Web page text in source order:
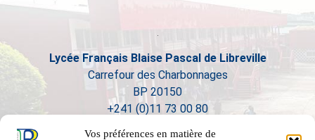
Vos préférences en matière de
Lycée Français Blaise Pascal de Libreville
Carrefour des Charbonnages
BP 20150
+241 (0)11 73 00 80